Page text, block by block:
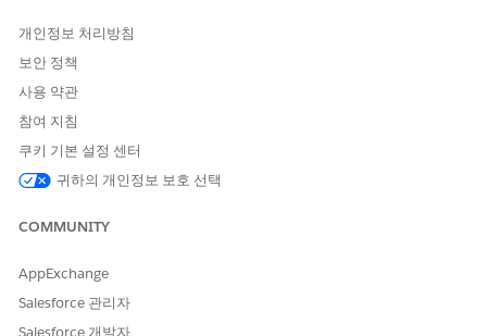
개인정보 처리방침
보안 정책
사용 약관
참여 지침
쿠키 기본 설정 센터
귀하의 개인정보 보호 선택
COMMUNITY
AppExchange
Salesforce 관리자
Salesforce 개발자